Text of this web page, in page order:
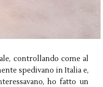
controllando come al
spedivano in Italia e,
ho fatto un